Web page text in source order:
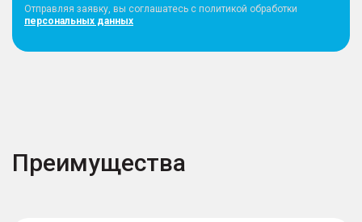
Отправляя заявку, вы соглашатесь с политикой обработки
персональных данных
Преимущества